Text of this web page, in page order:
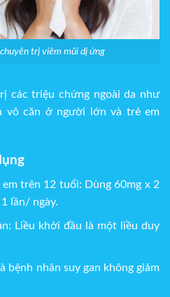
trị viêm mũi dị ứng
các triệu chứng ngoài da như
vô căn ở người lớn và trẻ em
trên 12 tuổi: Dùng 60mg x 2
lần/ ngày.
Liều khởi đầu là một liều duy
nhân suy gan không giảm